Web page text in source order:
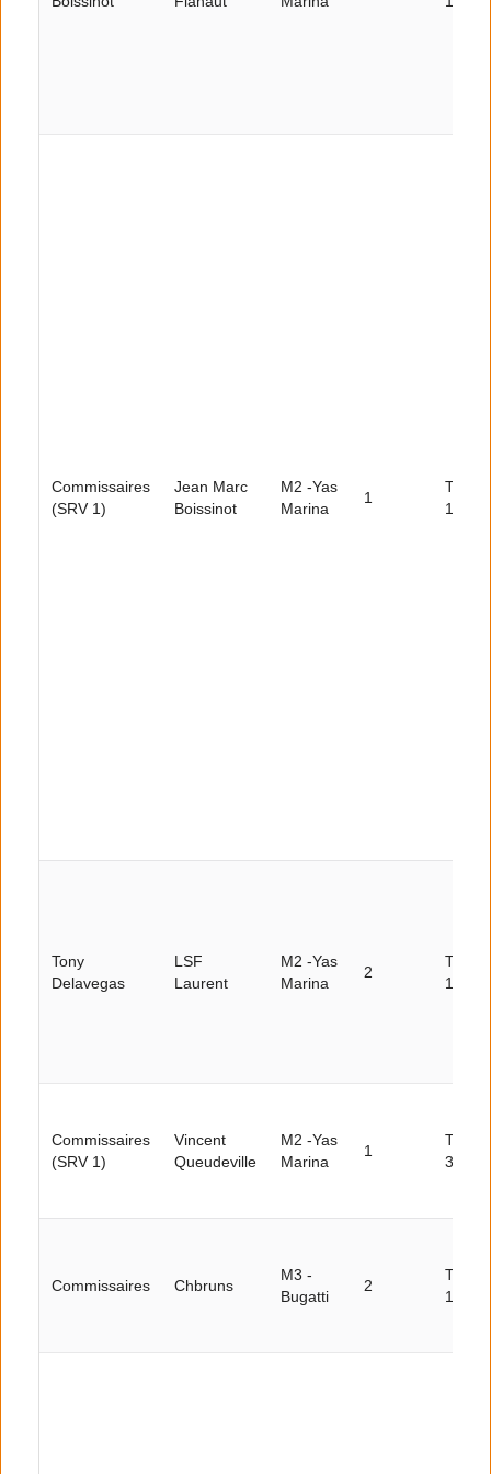
Commissaires
(SRV 1)
Jean Marc
Boissinot
M2 -Yas
Marina
1
Tour
10
Tony
Delavegas
LSF
Laurent
M2 -Yas
Marina
2
Tour
19
Commissaires
(SRV 1)
Vincent
Queudeville
M2 -Yas
Marina
1
Tour
36
Commissaires Chbruns
M3 -
Bugatti
2
Tour
15